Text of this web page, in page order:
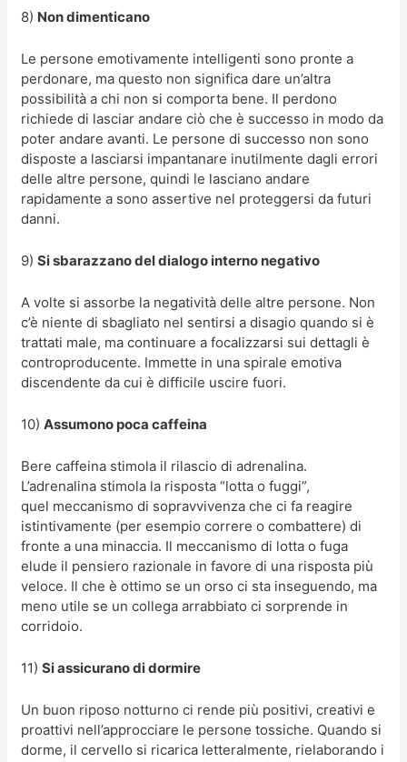
8) Non dimenticano
Le persone emotivamente intelligenti sono pronte a
perdonare, ma questo non significa dare un’altra
possibilità a chi non si comporta bene. Il perdono
richiede di lasciar andare ciò che è successo in modo da
poter andare avanti. Le persone di successo non sono
disposte a lasciarsi impantanare inutilmente dagli errori
delle altre persone, quindi le lasciano andare
rapidamente a sono assertive nel proteggersi da futuri
danni.
9)Si sbarazzano del dialogo interno negativo
A volte si assorbe la negatività delle altre persone. Non
c’è niente di sbagliato nel sentirsi a disagio quando si è
trattati male, ma continuare a focalizzarsi sui dettagli è
controproducente. Immette in una spirale emotiva
discendente da cui è difficile uscire fuori.
10)Assumono poca caffeina
Bere caffeina stimola il rilascio di adrenalina.
L’adrenalina stimola la risposta “lotta o fuggi”,
quel meccanismo di sopravvivenza che ci fa reagire
istintivamente (per esempio correre o combattere) di
fronte a una minaccia. Il meccanismo di lotta o fuga
elude il pensiero razionale in favore di una risposta più
veloce. Il che è ottimo se un orso ci sta inseguendo, ma
meno utile se un collega arrabbiato ci sorprende in
corridoio.
11)Si assicurano di dormire
Un buon riposo notturno ci rende più positivi, creativi e
proattivi nell’approcciare le persone tossiche. Quando si
dorme, il cervello si ricarica letteralmente, rielaborando i